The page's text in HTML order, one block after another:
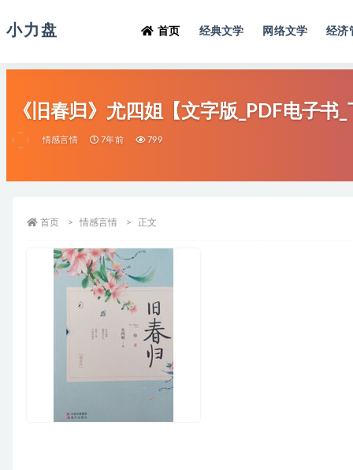
小力盘 首页 经典文学 网络文学 经济
《旧春归》尤四姐【文字版_PDF电子书
情感言情 7年前 799
首页 情感言情 正文